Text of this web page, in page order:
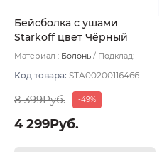
Бейсболка с ушами
Starkoff цвет Чёрный
размер 59
Материал : Болонь
Подклад:
Код товара: STA00200116466
8 399Руб. -49%
4 299Руб.